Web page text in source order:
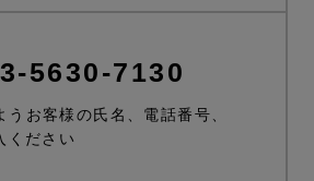
5630-7130
うお客様の氏名、電話番号、
ください